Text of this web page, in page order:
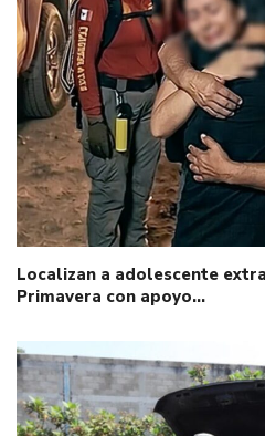
Localizan a adolescente
Primavera con apoyo…